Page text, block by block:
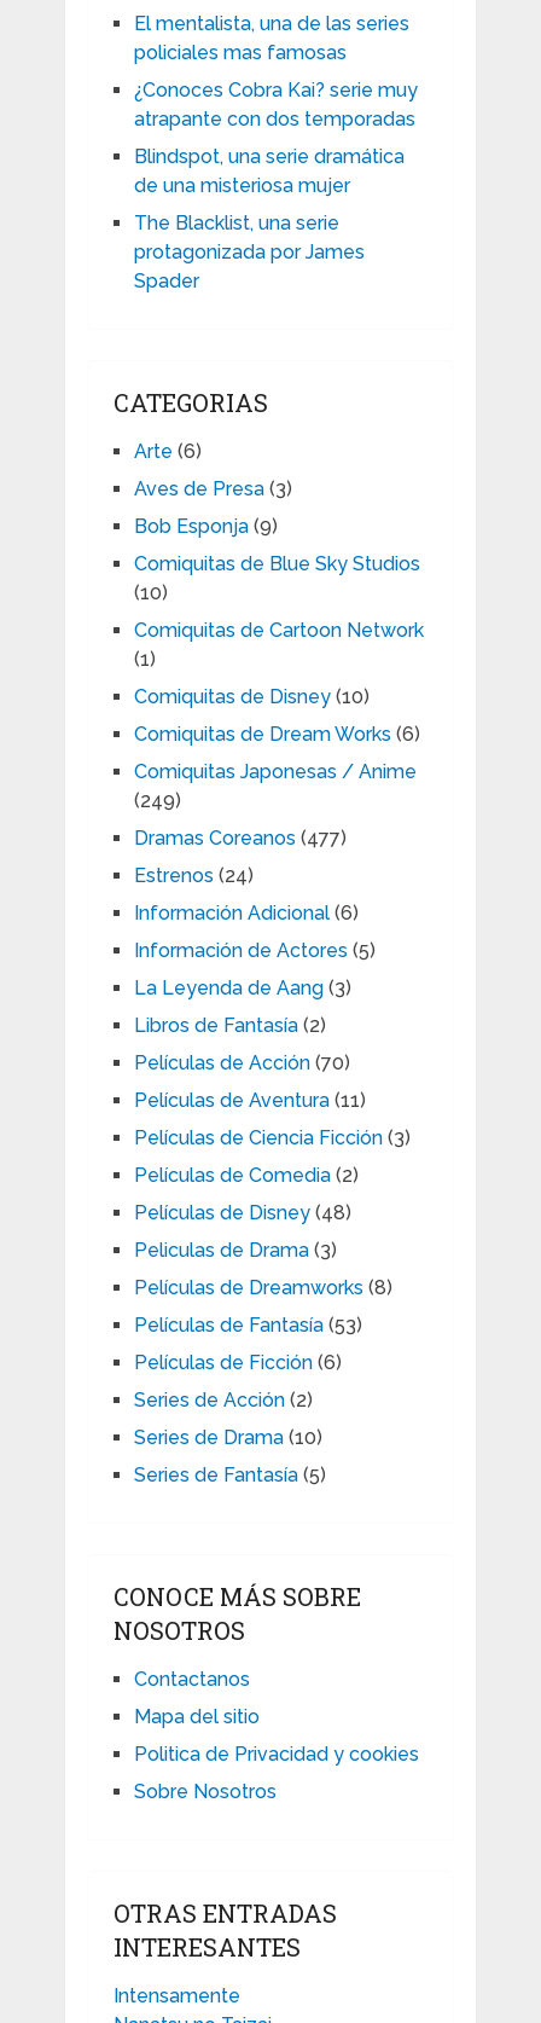
El mentalista, una de las series
policiales mas famosas
¿Conoces Cobra Kai? serie muy
atrapante con dos temporadas
Blindspot, una serie dramática
de una misteriosa mujer
The Blacklist, una serie
protagonizada por James
Spader
CATEGORIAS
Arte (6)
Aves de Presa(3)
Bob Esponja(9)
Comiquitas de Blue Sky Studios
(10)
Comiquitas de Cartoon Network
(1)
Comiquitas de Disney(10)
Comiquitas de Dream Works (6)
Comiquitas Japonesas / Anime
(249)
Dramas Coreanos (477)
Estrenos (24)
Información Adicional(6)
Información de Actores (5)
La Leyenda de Aang(3)
Libros de Fantasía(2)
Películas de Acción(70)
Películas de Aventura(11)
Películas de Ciencia Ficción(3)
Películas de Comedia(2)
Películas de Disney(48)
Peliculas de Drama(3)
Películas de Dreamworks (8)
Películas de Fantasía(53)
Películas de Ficción(6)
Series de Acción(2)
Series de Drama(10)
Series de Fantasía(5)
CONOCE MÁS SOBRE
NOSOTROS
Contactanos
Mapa del sitio
Politica de Privacidad y cookies
Sobre Nosotros
OTRAS ENTRADAS
INTERESANTES
Intensamente